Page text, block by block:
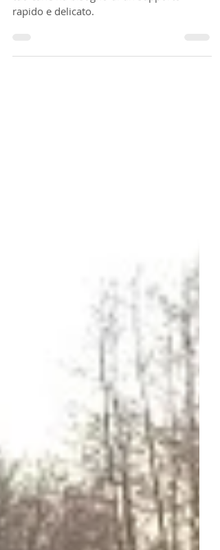
Se il tratto gastrointestinale è irritato, il